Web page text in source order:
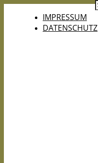
IMPRESSUM
DATENSCHUTZ